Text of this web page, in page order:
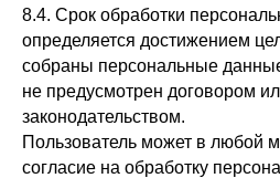
8.4. Срок обработки
определяется достижением
собраны персональные
не предусмотрен договором
законодательством.
Пользователь может в любой
согласие на обработку